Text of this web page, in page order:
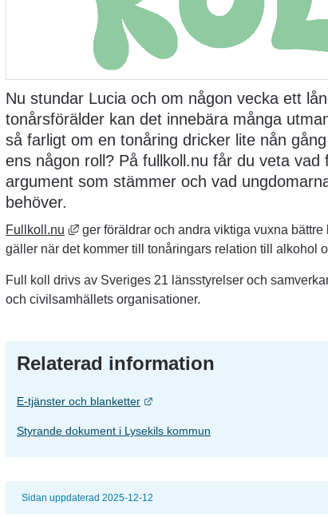
Nu stundar Lucia och om någon vecka ett
tonårsförälder kan det innebära många
så farligt om en tonåring dricker lite nån
ens någon roll? På fullkoll.nu får du veta vad
argument som stämmer och vad
behöver.
Fullkoll.nu Länk till annan webbplats, öppnas i nytt
ger föräldrar och andra viktiga vuxna
gäller när det kommer till tonåringars relation till alkohol
Full koll drivs av Sveriges 21 länsstyrelser och
och civilsamhällets organisationer.
Relaterad information
E-tjänster och blanketter Länk till annan webbplats.
Styrande dokument i Lysekils kommun
Sidan uppdaterad 2025-12-12